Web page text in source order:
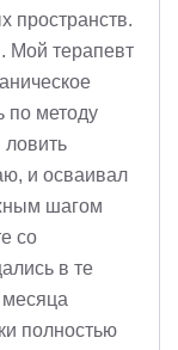
пространств.
Мой терапевт
по методу
и осваивал
шагом
со
в те
месяца
полностью